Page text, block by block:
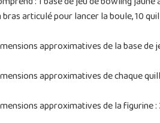
bras articulé pour lancer la boule, 10
approximatives de la base de
approximatives de chaque
approximatives de la figurine